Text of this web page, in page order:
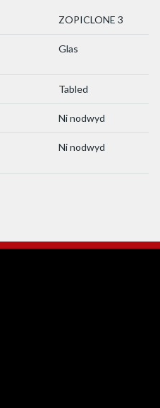
ZOPICLONE 3
Glas
Tabled
Ni nodwyd
Ni nodwyd